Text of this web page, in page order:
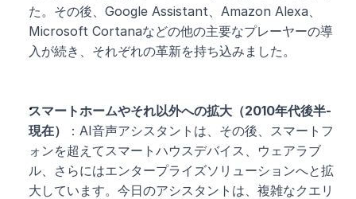
た。その後、Google Assistant、Amazon Alexa、
Microsoft Cortanaなどの他の主要なプレーヤーの導
入が続き、それぞれの革新を持ち込みました。
スマートホームやそれ以外への拡大（2010年代後半-
現在）
：AI音声アシスタントは、その後、スマートフ
ォンを超えてスマートハウスデバイス、ウェアラブ
ル、さらにはエンタープライズソリューションへと拡
大しています。今日のアシスタントは、複雑なクエリ